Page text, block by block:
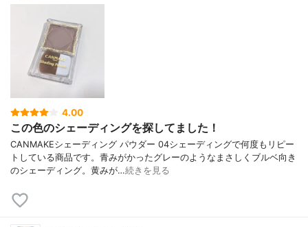
4.00
この色のシェーディングを探してました！
CANMAKEシェーディング パウダー 04シェーディングで何度もリピー
トしている商品です。青みがかったグレーのようなまさしくブルベ向き
のシェーディング。黄みが…続きを見る